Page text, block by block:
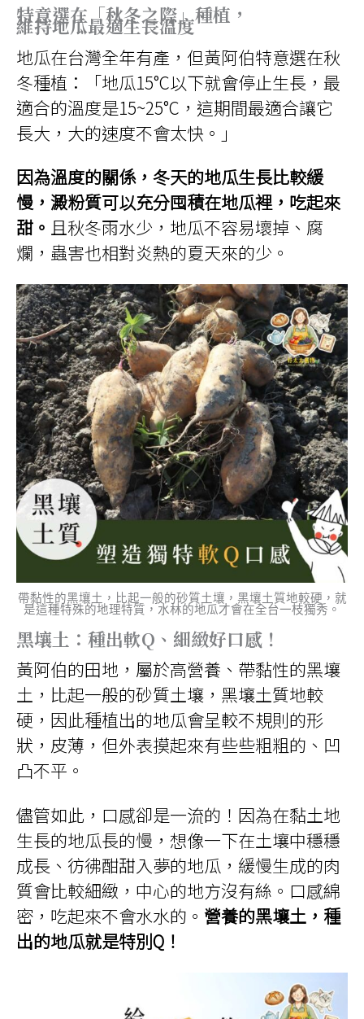
特意選在「秋冬之際」種植，
維持地瓜最適生長溫度
地瓜在台灣全年有產，但黃阿伯特意選在秋
冬種植：「地瓜15°C以下就會停止生長，最
適合的溫度是15~25°C，這期間最適合讓它
長大，大的速度不會太快。」
因為溫度的關係，冬天的地瓜生長比較緩
慢，澱粉質可以充分囤積在地瓜裡，吃起來
甜。 且秋冬雨水少，地瓜不容易壞掉、腐
爛，蟲害也相對炎熱的夏天來的少。
帶黏性的黑壤土，比起一般的砂質土壤，黑壤土質地較硬，就
是這種特殊的地理特質，水林的地瓜才會在全台一枝獨秀。
黑壤土：種出軟Q、細緻好口感！
黃阿伯的田地，屬於高營養、帶黏性的黑壤
土，比起一般的砂質土壤，黑壤土質地較
硬，因此種植出的地瓜會呈較不規則的形
狀，皮薄，但外表摸起來有些些粗粗的、凹
凸不平。
儘管如此，口感卻是一流的！因為在黏土地
生長的地瓜長的慢，想像一下在土壤中穩穩
成長、彷彿酣甜入夢的地瓜，緩慢生成的肉
質會比較細緻，中心的地方沒有絲。口感綿
密，吃起來不會水水的。 營養的黑壤土，種
出的地瓜就是特別Q！